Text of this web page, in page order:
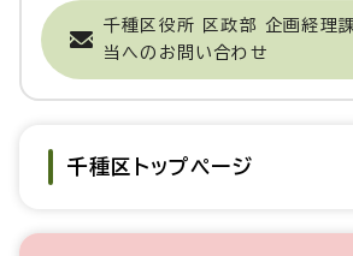
千種区役所 区政部 企画経理
当へのお問い合わせ
千種区トップページ